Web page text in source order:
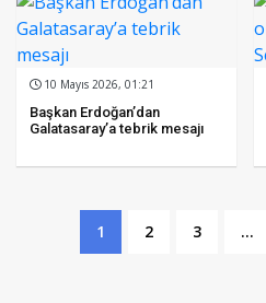
10 Mayıs 2026, 01:21
Başkan Erdoğan’dan
Galatasaray’a tebrik mesajı
1 2 3 ...